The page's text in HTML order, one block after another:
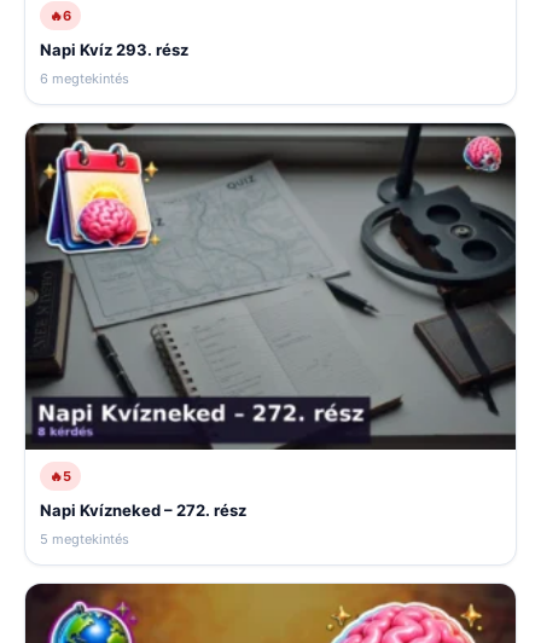
🔥6
Napi Kvíz 293. rész
6 megtekintés
🔥5
Napi Kvízneked – 272. rész
5 megtekintés